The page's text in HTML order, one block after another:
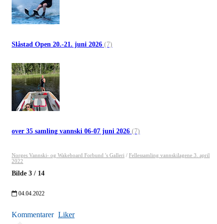
Slåstad Open 20.-21. juni 2026 (7)
over 35 samling vannski 06-07 juni 2026 (7)
Norges Vannski- og Wakeboard Forbund 's Galleri / Fellessamling vannskilagene 3. april
2022
Bilde 3 / 14
04.04.2022
Kommentarer Liker